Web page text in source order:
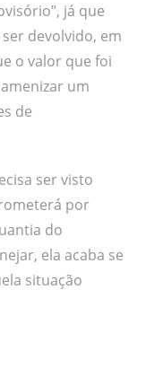
já que
devolvido, em
o valor que foi
um
de
ser visto
por
do
ela acaba se
situação